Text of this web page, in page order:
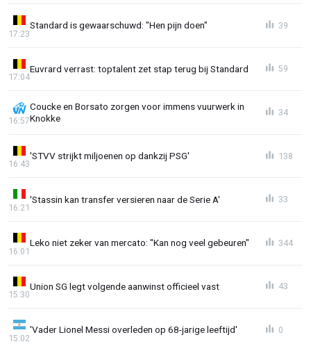
Standard is gewaarschuwd: "Hen pijn doen"
17:23
39
Euvrard verrast: toptalent zet stap terug bij Standard
17:04
59
Coucke en Borsato zorgen voor immens vuurwerk in
Knokke
16:57
34
'STVV strijkt miljoenen op dankzij PSG'
16:43
138
'Stassin kan transfer versieren naar de Serie A'
16:21
33
Leko niet zeker van mercato: "Kan nog veel gebeuren"
16:01
344
Union SG legt volgende aanwinst officieel vast
15:30
43
'Vader Lionel Messi overleden op 68-jarige leeftijd'
15:02
0